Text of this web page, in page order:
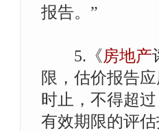
报告。”
5.《房地产
限，估价报告
时止，不得超
有效期限的评